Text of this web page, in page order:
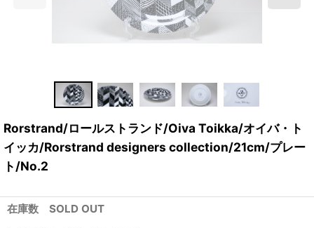
Rorstrand/ロールストランド/Oiva Toikka/オイバ・ト
イッカ/Rorstrand designers collection/21cm/プレー
ト/No.2
在庫数 SOLD OUT